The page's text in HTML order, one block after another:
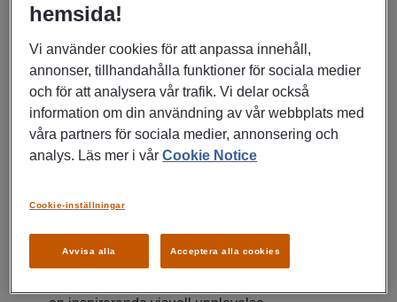
retuschörer, hår & make up-artister samt kollegor inom
samband med produktioner, vilket ställer krav på att du är
flexibel och trivs i en dynamisk miljö. Huvudsakliga
arbetsuppgifter:
Planera och genomföra styling för ecom och
Styla produkter, looks och outfits med ett tydligt
kommersiellt fokus
hemsida!
Vi använder cookies för att anpassa innehåll,
annonser, tillhandahålla funktioner för sociala medier
och för att analysera vår trafik. Vi delar också
information om din användning av vår webbplats med
våra partners för sociala medier, annonsering och
analys. Läs mer i vårCookie Notice
Avvisa alla Acceptera alla cookies
Cookie-inställningar